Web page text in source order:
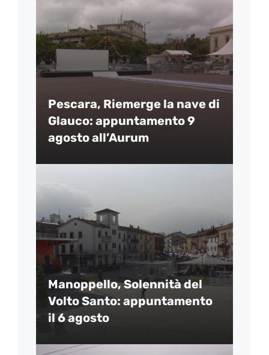
Pescara, Riemerge la nave di
Glauco: appuntamento 9
agosto all’Aurum
Manoppello, Solennità del
Volto Santo: appuntamento
il 6 agosto